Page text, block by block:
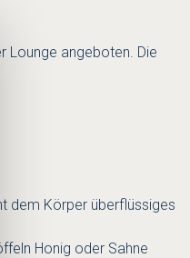
Lounge angeboten. Die
dem Körper überflüssiges
Honig oder Sahne